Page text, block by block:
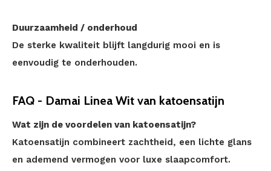
Duurzaamheid / onderhoud
De sterke kwaliteit blijft langdurig mooi en is
eenvoudig te onderhouden.
FAQ - Damai Linea Wit van katoensatijn
Wat zijn de voordelen van katoensatijn?
Katoensatijn combineert zachtheid, een lichte glans
en ademend vermogen voor luxe slaapcomfort.